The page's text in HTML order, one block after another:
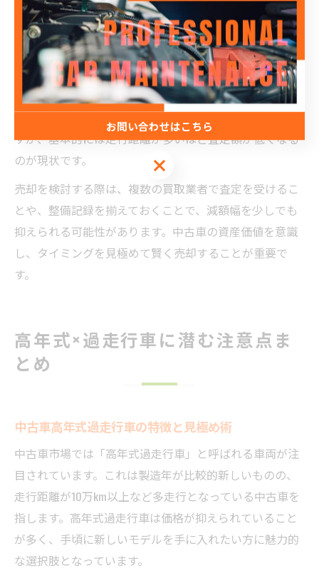
ます。そのため、同じ車種・年式でも走行距離の違いで
数十万円の価格差が生じることも珍しくありません。
特に高年式過走行車や低年式過走行車は、買い取り市場
での評価が分かれる傾向があります。高年式であれば内
外装や装備が新しい分、一定の価値が残る場合もありま
すが、基本的には走行距離が多いほど査定額が低くなる
のが現状です。
売却を検討する際は、複数の買取業者で査定を受けるこ
とや、整備記録を揃えておくことで、減額幅を少しでも
抑えられる可能性があります。中古車の資産価値を意識
し、タイミングを見極めて賢く売却することが重要で
す。
高年式×過走行車に潜む注意点ま
とめ
中古車高年式過走行車の特徴と見極め術
中古車市場では「高年式過走行車」と呼ばれる車両が注
目されています。これは製造年が比較的新しいものの、
走行距離が10万km以上など多走行となっている中古車を
指します。高年式過走行車は価格が抑えられていること
が多く、手頃に新しいモデルを手に入れたい方に魅力的
な選択肢となっています。
お問い合わせはこちら
お問い合わせはこちら